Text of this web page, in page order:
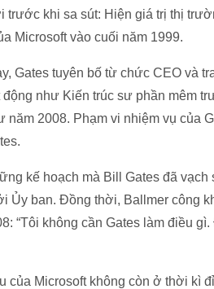
trước khi sa sút: Hiện giá trị thị
Microsoft vào cuối năm 1999.
Gates tuyên bố từ chức CEO và
như Kiến trúc sư phần mêm
2008. Phạm vi nhiệm vụ của
kế hoạch mà Bill Gates đã vạch
Ủy ban. Đồng thời, Ballmer công
“Tôi không cần Gates làm điều
của Microsoft không còn ở thời kì